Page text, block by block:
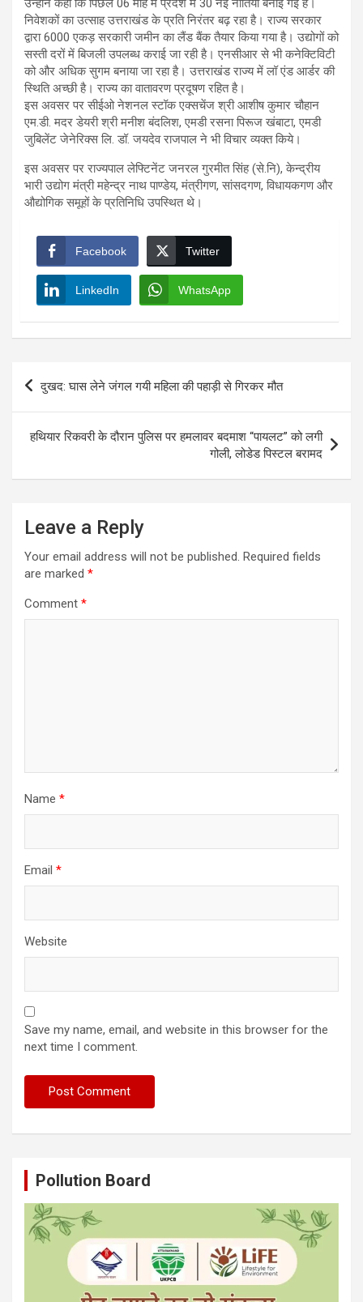
उन्होंने कहा कि पिछले 06 माह में प्रदेश में 30 नई नीतियों बनाई गई हैं।
निवेशकों का उत्साह उत्तराखंड के प्रति निरंतर बढ़ रहा है। राज्य सरकार
द्वारा 6000 एकड़ सरकारी जमीन का लैंड बैंक तैयार किया गया है। उद्योगों को
सस्ती दरों में बिजली उपलब्ध कराई जा रही है। एनसीआर से भी कनेक्टिविटी
को और अधिक सुगम बनाया जा रहा है। उत्तराखंड राज्य में लॉ एंड आर्डर की
स्थिति अच्छी है। राज्य का वातावरण प्रदूषण रहित है।
इस अवसर पर सीईओ नेशनल स्टॉक एक्सचेंज श्री आशीष कुमार चौहान
एम.डी. मदर डेयरी श्री मनीश बंदलिश, एमडी रसना पिरूज खंबाटा, एमडी
जुबिलेंट जेनेरिक्स लि. डॉ. जयदेव राजपाल ने भी विचार व्यक्त किये।
इस अवसर पर राज्यपाल लेफ्टिनेंट जनरल गुरमीत सिंह (से.नि), केन्द्रीय
भारी उद्योग मंत्री महेन्द्र नाथ पाण्डेय, मंत्रीगण, सांसदगण, विधायकगण और
औद्योगिक समूहों के प्रतिनिधि उपस्थित थे।
Facebook Twitter
LinkedIn WhatsApp
Post
navigation
दुखद: घास लेने जंगल गयी महिला की पहाड़ी से गिरकर मौत
हथियार रिकवरी के दौरान पुलिस पर हमलावर बदमाश “पायलट” को लगी
गोली, लोडेड पिस्टल बरामद
Leave a Reply
Your email address will not be published. Required fields
are marked *
Comment *
Name *
Email *
Website
Save my name, email, and website in this browser for the
next time I comment.
Pollution Board